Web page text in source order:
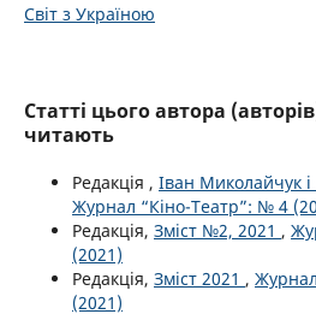
Світ з Україною
Статті цього автора
читають
Редакція , Іван Миколайчук і
Журнал “Кіно-Театр”: № 4
Редакція, Зміст №2, 2021 ,
(2021)
Редакція, Зміст 2021 ,
(2021)